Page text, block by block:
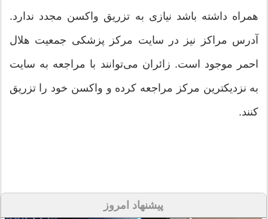
همراه داشته باشد نیازی به تزریق واکسن مجدد ندارد.
آدرس مراکز نیز در سایت مرکز پزشکی جمعیت هلال
احمر موجود است. زائران می‌توانند با مراجعه به سایت
به نزدیکترین مرکز مراجعه کرده و واکسن خود را تزریق
کنند.
پیشنهاد امروز